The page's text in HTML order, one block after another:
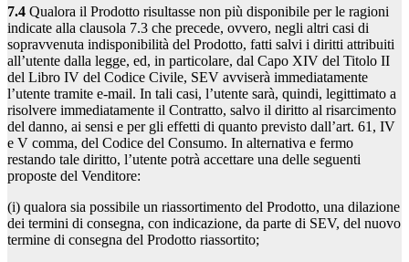
7.4 Qualora il Prodotto risultasse non più disponibile per le ragioni
indicate alla clausola 7.3 che precede, ovvero, negli altri casi di
sopravvenuta indisponibilità del Prodotto, fatti salvi i diritti attribuiti
all’utente dalla legge, ed, in particolare, dal Capo XIV del Titolo II
del Libro IV del Codice Civile, SEV avviserà immediatamente
l’utente tramite e-mail. In tali casi, l’utente sarà, quindi, legittimato a
risolvere immediatamente il Contratto, salvo il diritto al risarcimento
del danno, ai sensi e per gli effetti di quanto previsto dall’art. 61, IV
e V comma, del Codice del Consumo. In alternativa e fermo
restando tale diritto, l’utente potrà accettare una delle seguenti
proposte del Venditore:
(i) qualora sia possibile un riassortimento del Prodotto, una dilazione
dei termini di consegna, con indicazione, da parte di SEV, del nuovo
termine di consegna del Prodotto riassortito;